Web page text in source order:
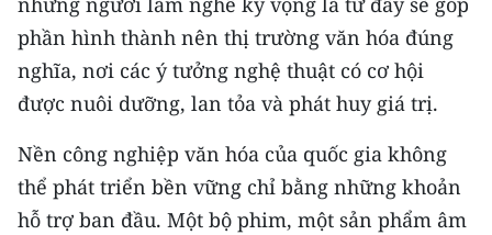
CHƯƠNG TRÌNH OCOP - MỖI XÃ
MỘT SẢN PHẨM
RADIO
MEDIA CENTER
E-Magazine
phần hình thành nên thị trường văn hóa đúng
nghĩa, nơi các ý tưởng nghệ thuật có cơ hội
được nuôi dưỡng, lan tỏa và phát huy giá trị.
Nền công nghiệp văn hóa của quốc gia không
thể phát triển bền vững chỉ bằng những khoản
hỗ trợ ban đầu. Một bộ phim, một sản phẩm âm